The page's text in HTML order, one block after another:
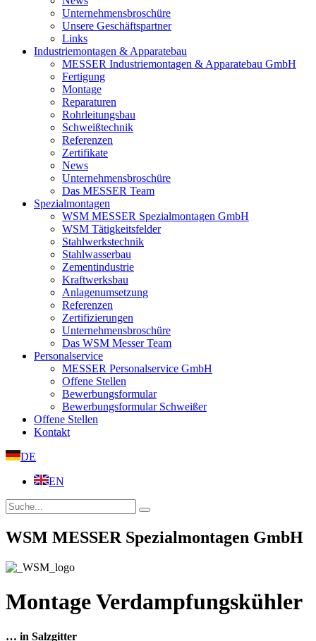
Unternehmensbroschüre
Unsere Geschäftspartner
Links
Industriemontagen & Apparatebau
MESSER Industriemontagen & Apparatebau GmbH
Fertigung
Montage
Reparaturen
Rohrleitungsbau
Schweißtechnik
Referenzen
Zertifikate
News
Unternehmensbroschüre
Das MESSER Team
Spezialmontagen
WSM MESSER Spezialmontagen GmbH
WSM Tätigkeitsfelder
Stahlwerkstechnik
Stahlwasserbau
Zementindustrie
Kraftwerksbau
Anlagenumsetzung
Referenzen
Zertifizierungen
Unternehmensbroschüre
Das WSM Messer Team
Personalservice
MESSER Personalservice GmbH
Offene Stellen
Bewerbungsformular
Bewerbungsformular Schweißer
Offene Stellen
Kontakt
DE
EN
WSM MESSER Spezialmontagen GmbH
Montage Verdampfungskühler
… in Salzgitter